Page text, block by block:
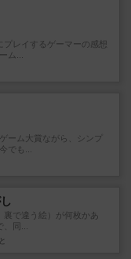
プレイするゲーマーの感想
ム...
ーム大賞ながら、シンプ
でも...
裏で違う絵）が何枚かあ
同...